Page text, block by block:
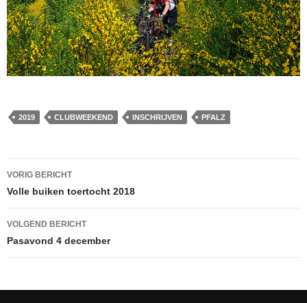
2019 CLUBWEEKEND INSCHRIJVEN PFALZ
Bericht
navigatie
VORIG BERICHT
Volle buiken toertocht 2018
VOLGEND BERICHT
Pasavond 4 december